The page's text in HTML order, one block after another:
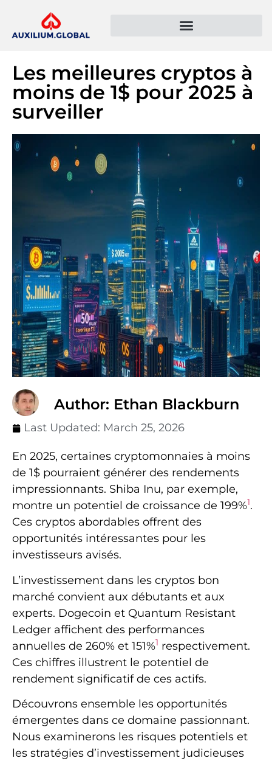
Les meilleures cryptos à
moins de 1$ pour 2025 à
surveiller
Author: Ethan Blackburn
Last Updated: March 25, 2026
En 2025, certaines cryptomonnaies à moins
de 1$ pourraient générer des rendements
impressionnants. Shiba Inu, par exemple,
montre un potentiel de croissance de 199%1.
Ces cryptos abordables offrent des
opportunités intéressantes pour les
investisseurs avisés.
L’investissement dans les cryptos bon
marché convient aux débutants et aux
experts. Dogecoin et Quantum Resistant
Ledger affichent des performances
annuelles de 260% et 151%1 respectivement.
Ces chiffres illustrent le potentiel de
rendement significatif de ces actifs.
Découvrons ensemble les opportunités
émergentes dans ce domaine passionnant.
Nous examinerons les risques potentiels et
les stratégies d’investissement judicieuses